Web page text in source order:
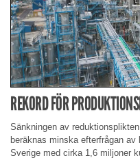
REKORD FÖR
Sänkningen av
beräknas minska efterfrågan
Sverige med cirka 1,6 miljoner